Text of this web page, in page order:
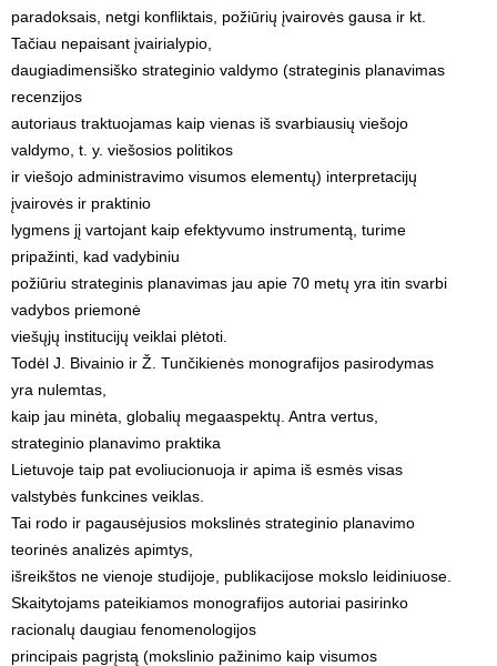
paradoksais, netgi konfliktais, požiūrių įvairovės gausa ir kt.
Tačiau nepaisant įvairialypio,
daugiadimensiško strateginio valdymo (strateginis planavimas
recenzijos
autoriaus traktuojamas kaip vienas iš svarbiausių viešojo
valdymo, t. y. viešosios politikos
ir viešojo administravimo visumos elementų) interpretacijų
įvairovės ir praktinio
lygmens jį vartojant kaip efektyvumo instrumentą, turime
pripažinti, kad vadybiniu
požiūriu strateginis planavimas jau apie 70 metų yra itin svarbi
vadybos priemonė
viešųjų institucijų veiklai plėtoti.
Todėl J. Bivainio ir Ž. Tunčikienės monografijos pasirodymas
yra nulemtas,
kaip jau minėta, globalių megaaspektų. Antra vertus,
strateginio planavimo praktika
Lietuvoje taip pat evoliucionuoja ir apima iš esmės visas
valstybės funkcines veiklas.
Tai rodo ir pagausėjusios mokslinės strateginio planavimo
teorinės analizės apimtys,
išreikštos ne vienoje studijoje, publikacijose mokslo leidiniuose.
Skaitytojams pateikiamos monografijos autoriai pasirinko
racionalų daugiau fenomenologijos
principais pagrįstą (mokslinio pažinimo kaip visumos